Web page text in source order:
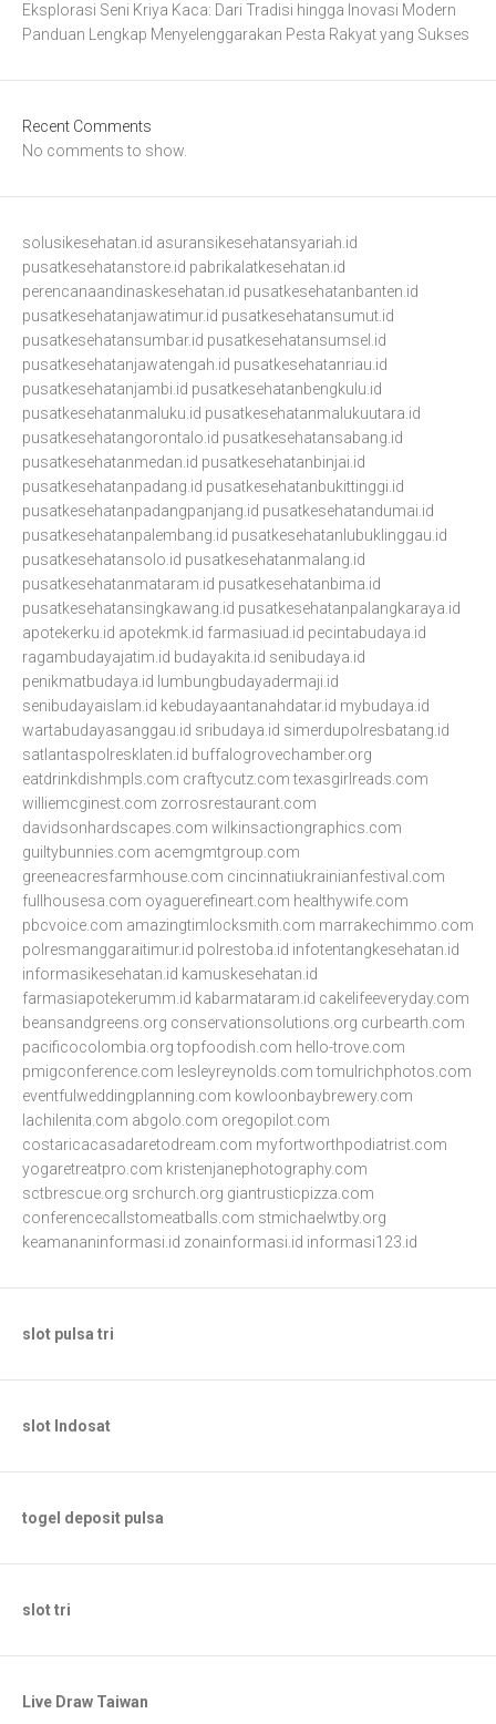
Eksplorasi Seni Kriya Kaca: Dari Tradisi hingga Inovasi Modern
Panduan Lengkap Menyelenggarakan Pesta Rakyat yang Sukses
Recent Comments
No comments to show.
solusikesehatan.id asuransikesehatansyariah.id
pusatkesehatanstore.id pabrikalatkesehatan.id
perencanaandinaskesehatan.id pusatkesehatanbanten.id
pusatkesehatanjawatimur.id pusatkesehatansumut.id
pusatkesehatansumbar.id pusatkesehatansumsel.id
pusatkesehatanjawatengah.id pusatkesehatanriau.id
pusatkesehatanjambi.id pusatkesehatanbengkulu.id
pusatkesehatanmaluku.id pusatkesehatanmalukuutara.id
pusatkesehatangorontalo.id pusatkesehatansabang.id
pusatkesehatanmedan.id pusatkesehatanbinjai.id
pusatkesehatanpadang.id pusatkesehatanbukittinggi.id
pusatkesehatanpadangpanjang.id pusatkesehatandumai.id
pusatkesehatanpalembang.id pusatkesehatanlubuklinggau.id
pusatkesehatansolo.id pusatkesehatanmalang.id
pusatkesehatanmataram.id pusatkesehatanbima.id
pusatkesehatansingkawang.id pusatkesehatanpalangkaraya.id
apotekerku.id apotekmk.id farmasiuad.id pecintabudaya.id
ragambudayajatim.id budayakita.id senibudaya.id
penikmatbudaya.id lumbungbudayadermaji.id
senibudayaislam.id kebudayaantanahdatar.id mybudaya.id
wartabudayasanggau.id sribudaya.id simerdupolresbatang.id
satlantaspolresklaten.id buffalogrovechamber.org
eatdrinkdishmpls.com craftycutz.com texasgirlreads.com
williemcginest.com zorrosrestaurant.com
davidsonhardscapes.com wilkinsactiongraphics.com
guiltybunnies.com acemgmtgroup.com
greeneacresfarmhouse.com cincinnatiukrainianfestival.com
fullhousesa.com oyaguerefineart.com healthywife.com
pbcvoice.com amazingtimlocksmith.com marrakechimmo.com
polresmanggaraitimur.id polrestoba.id infotentangkesehatan.id
informasikesehatan.id kamuskesehatan.id
farmasiapotekerumm.id kabarmataram.id cakelifeeveryday.com
beansandgreens.org conservationsolutions.org curbearth.com
pacificocolombia.org topfoodish.com hello-trove.com
pmigconference.com lesleyreynolds.com tomulrichphotos.com
eventfulweddingplanning.com kowloonbaybrewery.com
lachilenita.com abgolo.com oregopilot.com
costaricacasadaretodream.com myfortworthpodiatrist.com
yogaretreatpro.com kristenjanephotography.com
sctbrescue.org srchurch.org giantrusticpizza.com
conferencecallstomeatballs.com stmichaelwtby.org
keamananinformasi.id zonainformasi.id informasi123.id
slot pulsa tri
slot Indosat
togel deposit pulsa
slot tri
Live Draw Taiwan